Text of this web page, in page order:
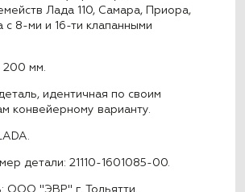
Лада 110, Самара, Приора,
с 8-ми и 16-ти клапанными
200 мм.
идентичная по своим
конвейерному варианту.
детали: 21110-1601085-00.
ООО "ЭВР" г. Тольятти.